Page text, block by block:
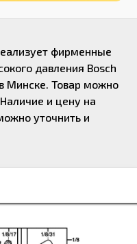
фирменные
давления Bosch
в Минске. Товар можно
и цену на
уточнить и